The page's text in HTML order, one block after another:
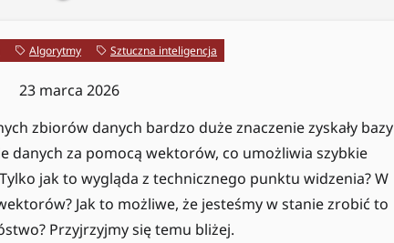
Algorytmy Sztuczna inteligencja
23 marca 2026
zbiorów danych bardzo duże znaczenie zyskały bazy
danych za pomocą wektorów, co umożliwia szybkie
jak to wygląda z technicznego punktu widzenia? W
Jak to możliwe, że jesteśmy w stanie zrobić to
Przyjrzyjmy się temu bliżej.